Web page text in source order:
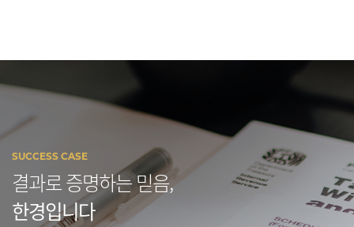
SUCCESS CASE
결과로 증명하는 믿음,
한경입니다